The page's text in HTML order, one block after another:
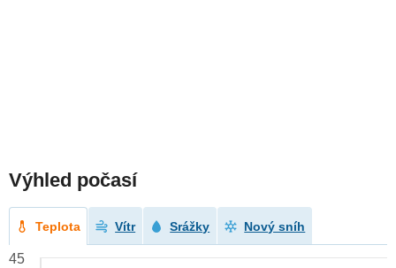
Výhled počasí
Teplota Vítr Srážky Nový sníh
45